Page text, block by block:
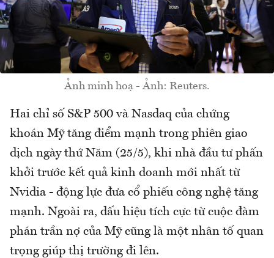
Ảnh minh hoạ - Ảnh: Reuters.
Hai chỉ số S&P 500 và Nasdaq của chứng
khoán Mỹ tăng điểm mạnh trong phiên giao
dịch ngày thứ Năm (25/5), khi nhà đầu tư phấn
khởi trước kết quả kinh doanh mới nhất từ
Nvidia - động lực đưa cổ phiếu công nghệ tăng
mạnh. Ngoài ra, dấu hiệu tích cực từ cuộc đàm
phán trần nợ của Mỹ cũng là một nhân tố quan
trọng giúp thị trường đi lên.